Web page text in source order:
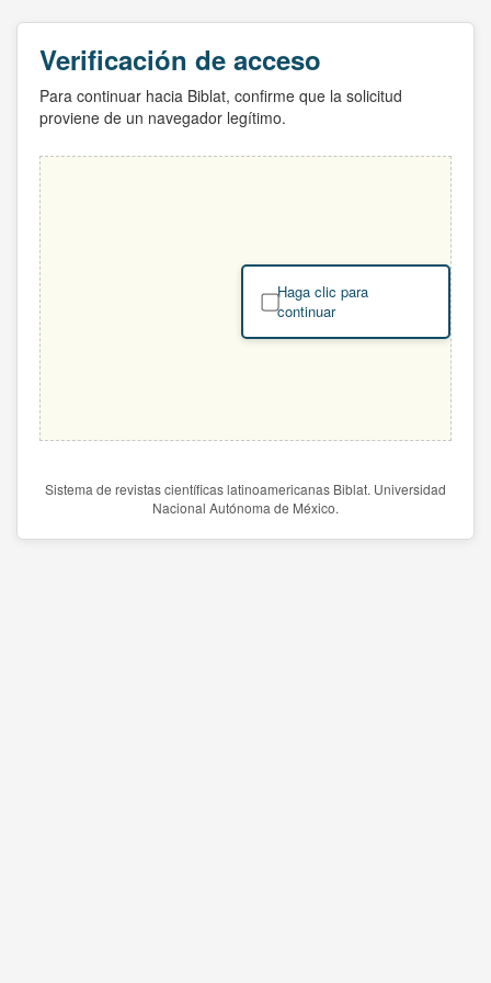
Verificación de acceso
Para continuar hacia Biblat, confirme que la solicitud
proviene de un navegador legítimo.
Haga clic para
continuar
Sistema de revistas científicas latinoamericanas Biblat. Universidad
Nacional Autónoma de México.